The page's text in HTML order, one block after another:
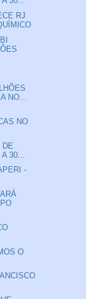
RJ
NO...
NO
DE
30...
-
O